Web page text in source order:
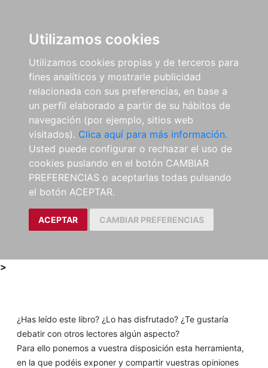
Utilizamos cookies
Utilizamos cookies propias y de terceros para
fines analíticos y mostrarle publicidad
relacionada con sus preferencias, en base a
un perfil elaborado a partir de su hábitos de
navegación (por ejemplo, sitios web
visitados). Clica aquí para más información.
Usted puede configurar o rechazar el uso de
cookies puslando en el botón CAMBIAR
PREFERENCIAS o aceptarlas todas pulsando
el botón ACEPTAR.
ACEPTAR CAMBIAR PREFERENCIAS
>
¿Has leído este libro? ¿Lo has disfrutado? ¿Te gustaría
debatir con otros lectores algún aspecto?
Para ello ponemos a vuestra disposición esta herramienta,
en la que podéis exponer y compartir vuestras opiniones